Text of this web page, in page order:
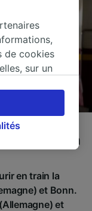
à Bonn
en train la
et Bonn.
et
de cookies
sur un
votre
en
sur la
à des fins
de ne